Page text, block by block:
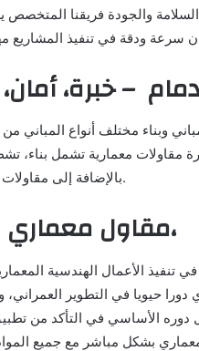
السلامة والجودة فريقنا
– خبرة،
وبناء مختلف أنواع المباني
مقاولات معمارية تشمل بناء،
بالإضافة إلى مقاولات هياكل حديدية.
مقاول معماري بالدمام،
تنفيذ الأعمال الهندسية
حيويا في التطوير
دوره الأساسي في التأكد من
بشكل مباشر مع جميع المواد